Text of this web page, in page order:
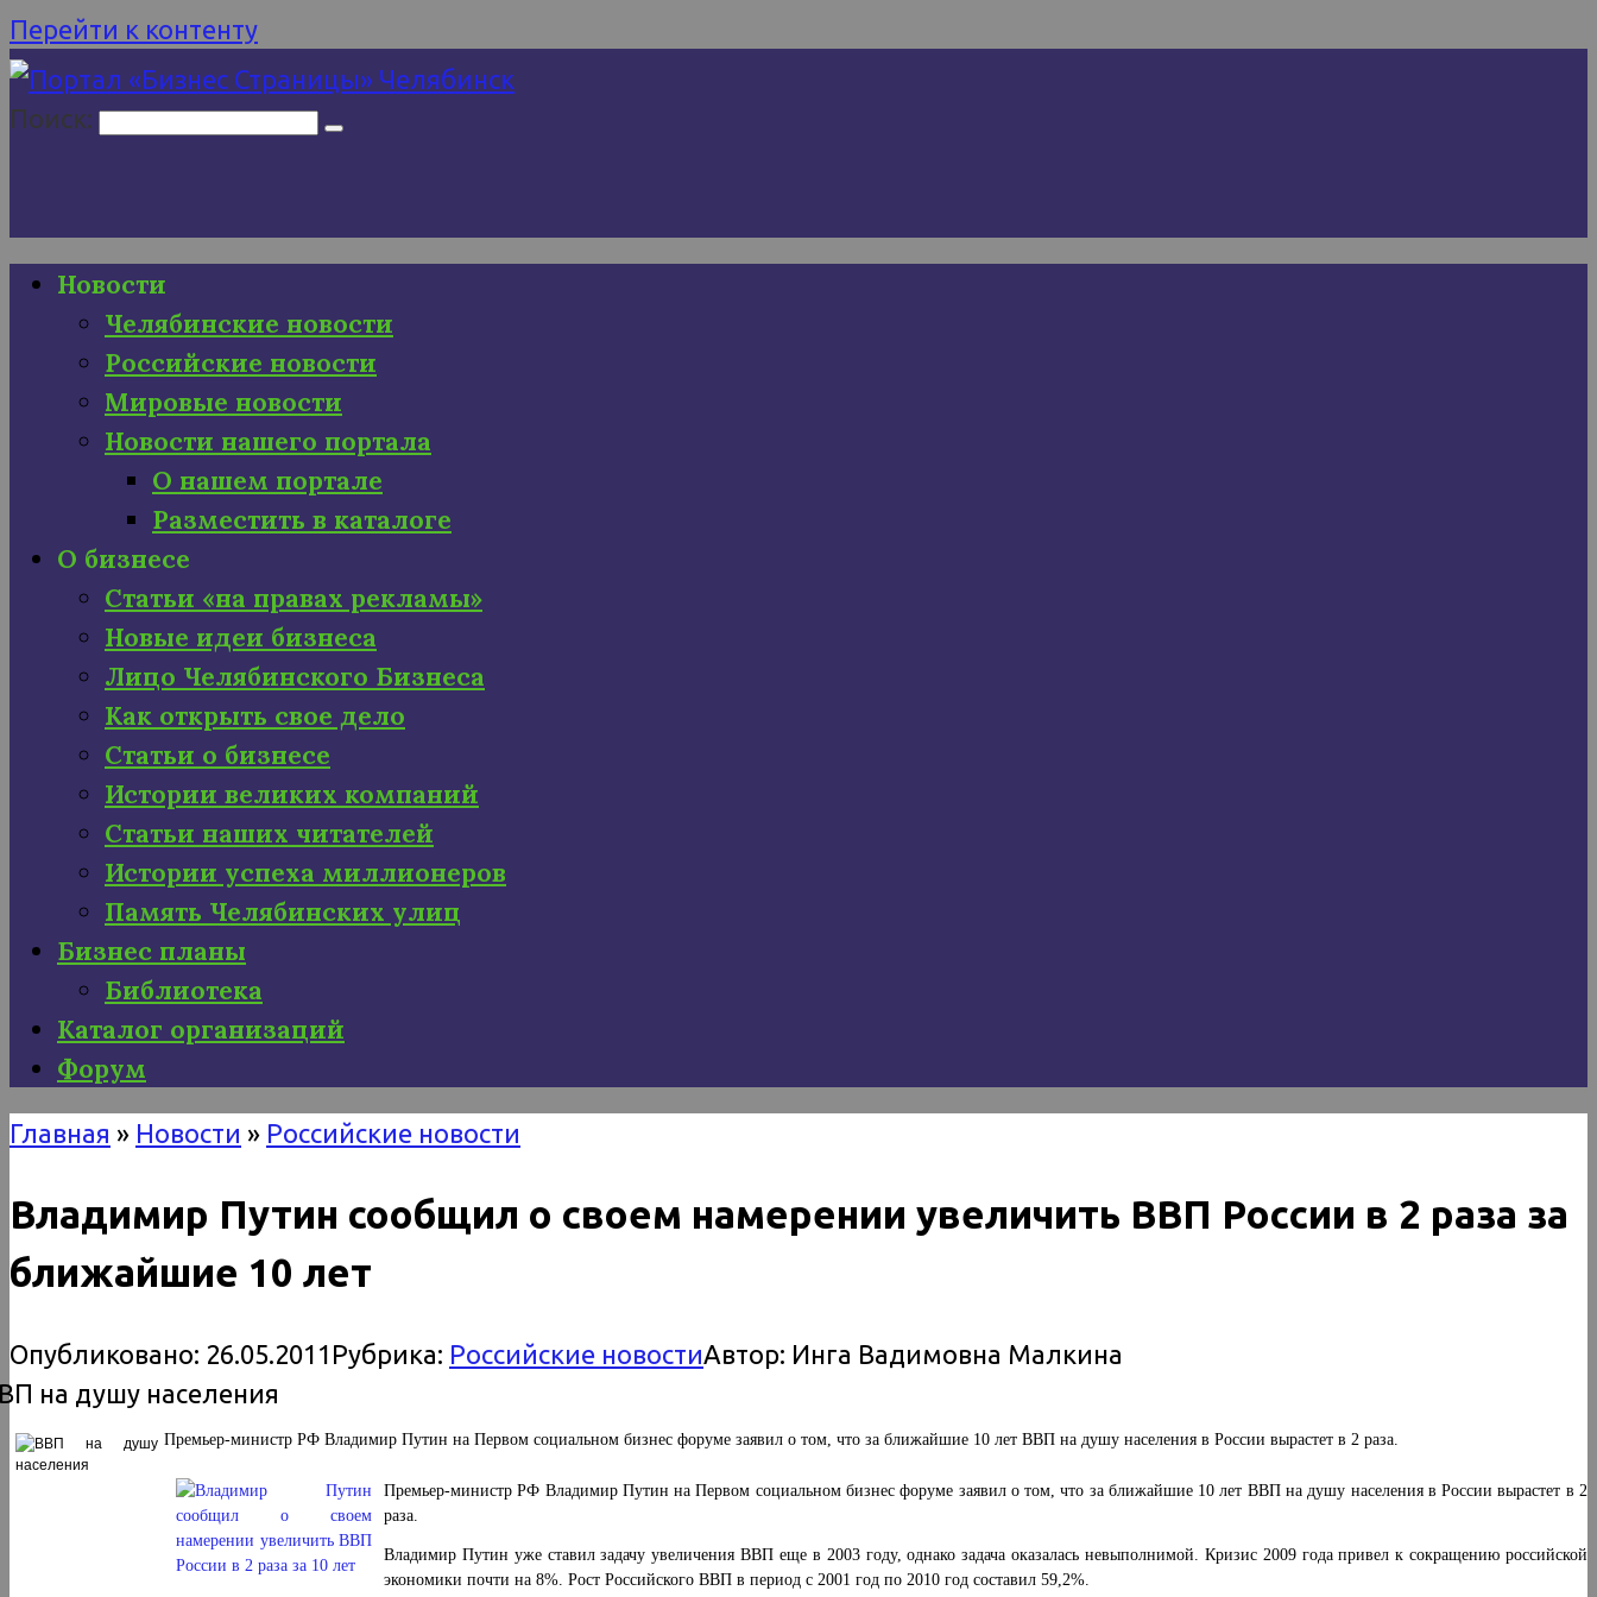
Перейти к контенту
Поиск:
Новости
Челябинские новости
Российские новости
Мировые новости
Новости нашего портала
О нашем портале
Разместить в каталоге
О бизнесе
Статьи «на правах рекламы»
Новые идеи бизнеса
Лицо Челябинского Бизнеса
Как открыть свое дело
Статьи о бизнесе
Истории великих компаний
Статьи наших читателей
Истории успеха миллионеров
Память Челябинских улиц
Бизнес планы
Библиотека
Каталог организаций
Форум
Главная » Новости » Российские новости
Владимир Путин сообщил о своем намерении увеличить ВВП России в 2 раза за
ближайшие 10 лет
Опубликовано: 26.05.2011 Рубрика: Российские новостиАвтор: Инга Вадимовна Малкина
Премьер-министр РФ Владимир Путин на Первом социальном бизнес форуме заявил о том, что за ближайшие 10 лет ВВП на душу населения в России вырастет в 2 раза.
Премьер-министр РФ Владимир Путин на Первом социальном бизнес форуме заявил о том, что за ближайшие 10 лет ВВП на душу населения в России вырастет в 2
раза.
Владимир Путин уже ставил задачу увеличения ВВП еще в 2003 году, однако задача оказалась невыполнимой. Кризис 2009 года привел к сокращению российской
экономики почти на 8%. Рост Российского ВВП в период с 2001 год по 2010 год составил 59,2%.